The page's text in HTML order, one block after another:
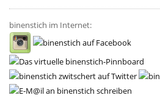
binenstich im Internet: